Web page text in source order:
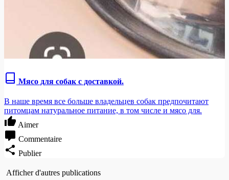
Мясо для собак с доставкой.
В наше время все больше владельцев собак предпочитают
питомцам натуральное питание, в том числе и мясо для.
Aimer
Commentaire
Publier
Afficher d'autres publications